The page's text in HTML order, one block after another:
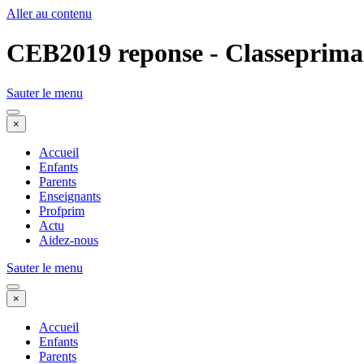
Aller au contenu
CEB2019 reponse -
Sauter le menu
×
Accueil
Enfants
Parents
Enseignants
Profprim
Actu
Aidez-nous
Sauter le menu
×
Accueil
Enfants
Parents